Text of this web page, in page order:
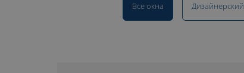
Все окна Дизайнерский